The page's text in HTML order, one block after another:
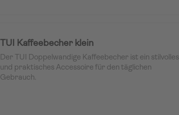
TUI Kaffeebecher klein
Der TUI Doppelwandige Kaffeebecher ist ein stilvolles
und praktisches Accessoire für den täglichen
Gebrauch.